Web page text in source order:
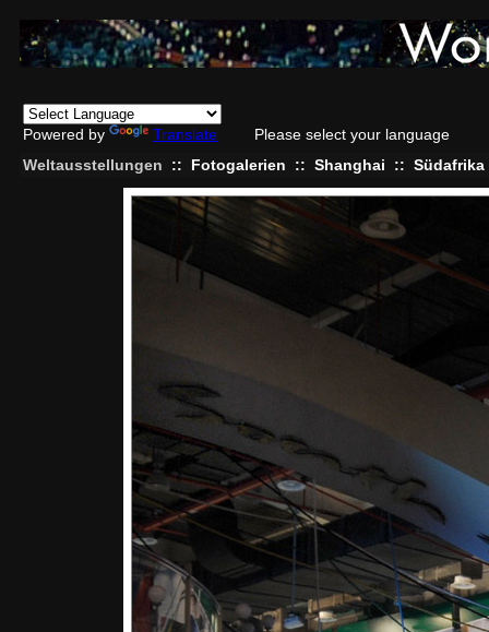
Powered by Translate
Please select your language
Weltausstellungen
:: Fotogalerien :: Shanghai :: Südafrika